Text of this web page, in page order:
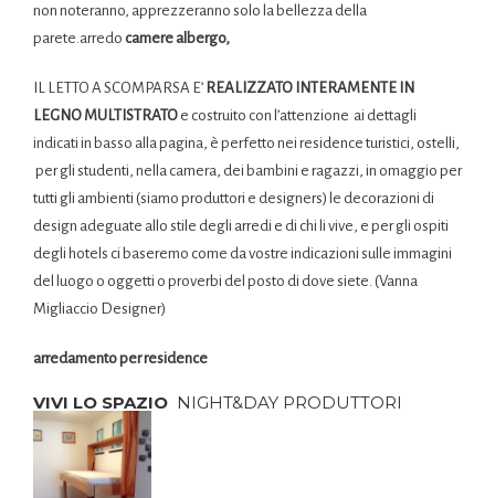
non noteranno, apprezzeranno solo la bellezza della
parete.arredo camere albergo,
IL LETTO A SCOMPARSA E’ REALIZZATO INTERAMENTE IN
LEGNO MULTISTRATO e costruito con l’attenzione ai dettagli
indicati in basso alla pagina, è perfetto nei residence turistici, ostelli,
per gli studenti, nella camera, dei bambini e ragazzi, in omaggio per
tutti gli ambienti (siamo produttori e designers) le decorazioni di
design adeguate allo stile degli arredi e di chi li vive, e per gli ospiti
degli hotels ci baseremo come da vostre indicazioni sulle immagini
del luogo o oggetti o proverbi del posto di dove siete. (Vanna
Migliaccio Designer)
arredamento per residence
VIVI LO SPAZIO NIGHT&DAY PRODUTTORI